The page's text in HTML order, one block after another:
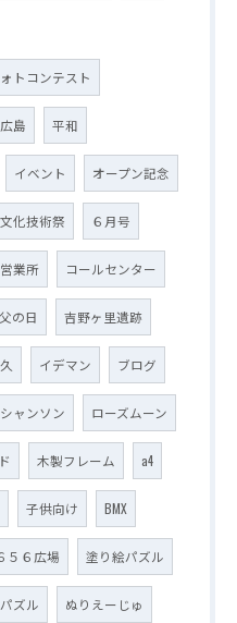
トコンテスト
広島 平和
イベント オープン記念
文化技術祭 ６月号
業所 コールセンター
父の日 吉野ヶ里遺跡
イデマン ブログ
シャンソン ローズムーン
木製フレーム a4
子供向け BMX
５６広場 塗り絵パズル
ズル ぬりえーじゅ